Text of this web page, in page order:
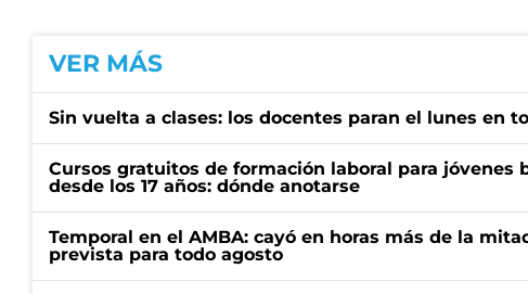
VER MÁS
Sin vuelta a clases: los docentes paran el lunes en
Cursos gratuitos de formación laboral para jóvenes
desde los 17 años: dónde anotarse
Temporal en el AMBA: cayó en horas más de la
prevista para todo agosto